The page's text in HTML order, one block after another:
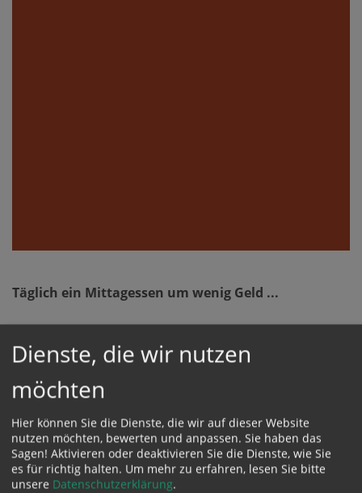
Täglich ein Mittagessen um wenig Geld ...
Der Kleine Mittagstisch in der Starhembergstraße in
Linz war ursprünglich eine Einrichtung der Linzer
Pfarren. 60 bis 200 Menschen bekamen täglich ein
bescheidenen, symbolischen Kostenbeitrag.
Dienste, die wir nutzen
möchten
Hier können Sie die Dienste, die wir auf dieser Website
nutzen möchten, bewerten und anpassen. Sie haben das
Sagen! Aktivieren oder deaktivieren Sie die Dienste, wie Sie
es für richtig halten. Um mehr zu erfahren, lesen Sie bitte
unsere Datenschutzerklärung.